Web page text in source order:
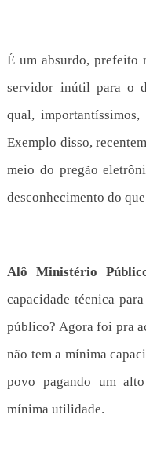
É um absurdo, prefeito
servidor inútil para o
qual,
Exemplo disso,
meio do pregão
desconhecimento do
Alô Ministério
capacidade técnica
público? Agora foi pra
não tema mínima
povo pagando um
mínima utilidade.